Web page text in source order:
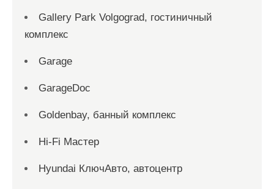
Gallery Park Volgograd, гостиничный
комплекс
Garage
GarageDoc
Goldenbay, банный комплекс
Hi-Fi Мастер
Hyundai КлючАвто, автоцентр